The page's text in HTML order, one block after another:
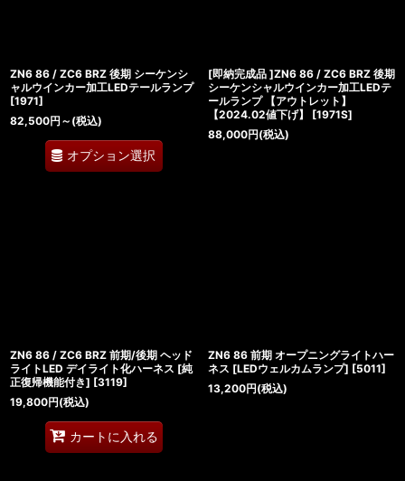
ZN6 86 / ZC6 BRZ 後期 シーケンシ
ャルウインカー加工LEDテールランプ
[1971]
82,500円 ～ (税込)
オプション選択
[即納完成品 ]ZN6 86 / ZC6 BRZ 後期
シーケンシャルウインカー加工LEDテ
ールランプ 【アウトレット】
【2024.02値下げ】
[1971S]
88,000円(税込)
ZN6 86 / ZC6 BRZ 前期/後期 ヘッド
ライトLED デイライト化ハーネス [純
正復帰機能付き] [3119]
19,800円(税込)
カートに入れる
ZN6 86 前期 オープニングライトハー
ネス [LEDウェルカムランプ] [5011]
13,200円(税込)